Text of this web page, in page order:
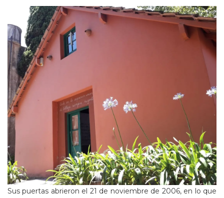
Sus puertas abrieron el 21 de noviembre de 2006, en lo que